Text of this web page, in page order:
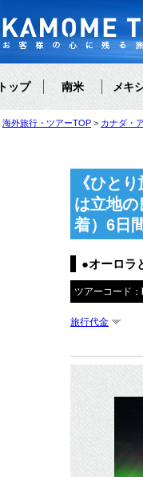
トップ 南米 メキ
海外旅行・ツアーTOP カナダ・
《ひと
は立地の
着）6日
●オーロラ
ツアーコード：
旅行代金